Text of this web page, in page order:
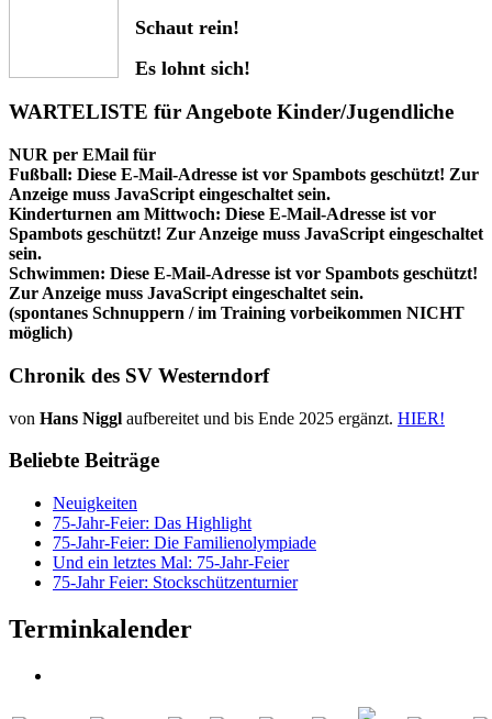
Schaut rein!
Es lohnt sich!
WARTELISTE für Angebote Kinder/Jugendliche
NUR per EMail für
Fußball: Diese E-Mail-Adresse ist vor Spambots geschützt! Zur
Anzeige muss JavaScript eingeschaltet sein.
Kinderturnen am Mittwoch: Diese E-Mail-Adresse ist vor
Spambots geschützt! Zur Anzeige muss JavaScript eingeschaltet
sein.
Schwimmen: Diese E-Mail-Adresse ist vor Spambots geschützt!
Zur Anzeige muss JavaScript eingeschaltet sein.
(spontanes Schnuppern / im Training vorbeikommen NICHT
möglich)
Chronik des SV Westerndorf
von Hans Niggl aufbereitet und bis Ende 2025 ergänzt. HIER!
Beliebte Beiträge
Neuigkeiten
75-Jahr-Feier: Das Highlight
75-Jahr-Feier: Die Familienolympiade
Und ein letztes Mal: 75-Jahr-Feier
75-Jahr Feier: Stockschützenturnier
Terminkalender